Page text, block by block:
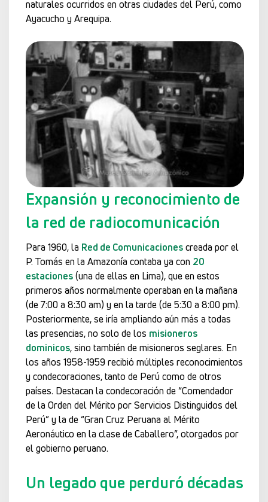
naturales ocurridos en otras ciudades del Perú, como
Ayacucho y Arequipa.
Expansión y reconocimiento de
la red de radiocomunicación
Para 1960, la Red de Comunicacionescreada por el
P. Tomás en la Amazonía contaba ya con 20
estaciones(una de ellas en Lima), que en estos
primeros años normalmente operaban en la mañana
(de 7:00 a 8:30 am) y en la tarde (de 5:30 a 8:00 pm).
Posteriormente, se iría ampliando aún más a todas
las presencias, no solo de los misioneros
dominicos, sino también de misioneros seglares. En
los años 1958-1959 recibió múltiples reconocimientos
y condecoraciones, tanto de Perú como de otros
países. Destacan la condecoración de “Comendador
de la Orden del Mérito por Servicios Distinguidos del
Perú” y la de “Gran Cruz Peruana al Mérito
Aeronáutico en la clase de Caballero”, otorgados por
el gobierno peruano.
Un legado que perduró décadas